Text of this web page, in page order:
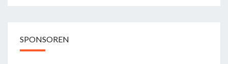
SPONSOREN